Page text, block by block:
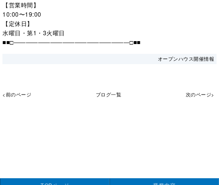
【営業時間】
10:00〜19:00
【定休日】
水曜日・第1・3火曜日
■■□―――――――――――――――――――□■■
オープンハウス開催情報
<前のページ ブログ一覧 次のページ>